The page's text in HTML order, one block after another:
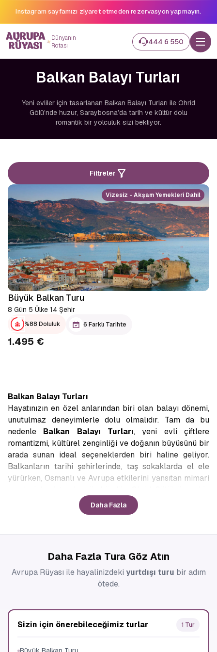
Instagram sayfamızı ziyaret etmeden rezervasyon yapmayın.
Dünyanın
Rotası
444 6 550
Balkan Balayı Turları
Yeni evliler için tasarlanan Balkan Balayı Turları ile Ohrid
Gölü’nde huzur, Saraybosna’da tarih ve kültür dolu
romantik bir yolculuk sizi bekliyor.
Filtreler
Vizesiz - Akşam Yemekleri Dahil
Büyük Balkan Turu
8 Gün 5 Ülke 14 Şehir
%88 Doluluk 6 Farklı Tarihte
1.495 €
Balkan Balayı Turları
Hayatınızın en özel anlarından biri olan balayı dönemi,
unutulmaz deneyimlerle dolu olmalıdır. Tam da bu
nedenle Balkan Balayı Turları, yeni evli çiftlere
romantizmi, kültürel zenginliği ve doğanın büyüsünü bir
arada sunan ideal seçeneklerden biri haline geliyor.
Balkanların tarihi şehirlerinde, taş sokaklarda el ele
yürürken, Osmanlı ve Avrupa etkilerini yansıtan mimari
kıyılarında huzur bulabilir, Saraybosna’nın mistik
atmosferinde tarihî dokuyu hissedebilirsiniz.
Ayrıca, bu turlar genellikleBüyük Balkan Turu
ülkeyi aynı seyahatte görme avantajı sağlar. Böylece,
balayı boyunca farklı kültürlerin ve doğa güzelliklerinin
tadını doyasıya çıkarabilirsiniz.
Balkanlar’ın zengin kültürel mozaiğini keşfetmek
isteyen gezginler içinBalkan Üçlüsü Turu
, Karadağ,
Daha Fazla
Daha Fazla Tura Göz Atın
Avrupa Rüyası ile hayalinizdeki yurtdışı turu bir adım
ötede.
Sizin için önerebileceğimiz turlar 1 Tur